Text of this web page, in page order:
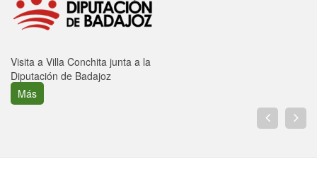
Visita a Villa Conchita junta a la
Diputación de Badajoz
Más